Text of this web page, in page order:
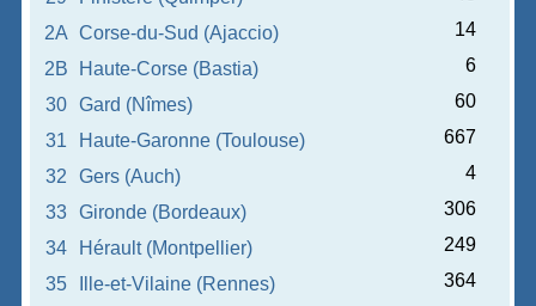
2A Corse-du-Sud (Ajaccio)
14
2B
Haute-Corse (Bastia)
6
30
Gard (Nîmes)
60
31
Haute-Garonne (Toulouse)
667
32
Gers (Auch)
4
33
Gironde (Bordeaux)
306
34
Hérault (Montpellier)
249
35
Ille-et-Vilaine (Rennes)
364